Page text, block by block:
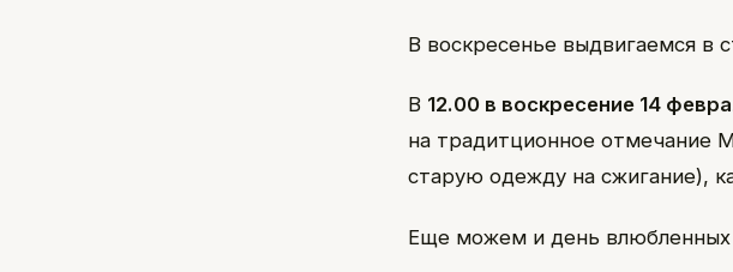
В воскресенье выдвигаемся в
В 12.00 в воскресение 14
на традитционное отмечание
старую одежду на сжигание),
Еще можем и день влюбленных